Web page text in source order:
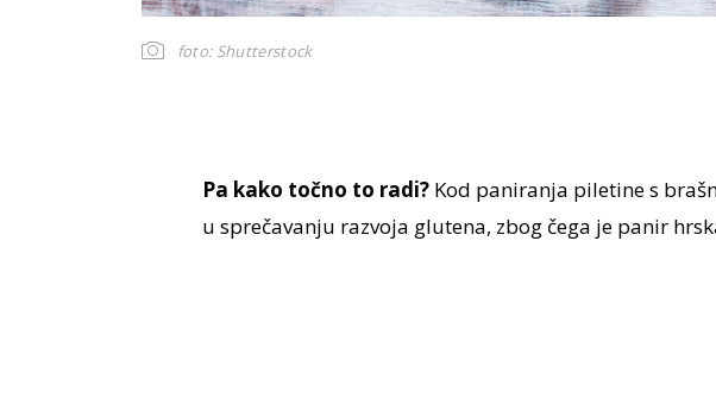
foto: Shutterstock
Pa kako točno to radi?Kod paniranja piletine s
u sprečavanju razvoja glutena, zbog čega je panir